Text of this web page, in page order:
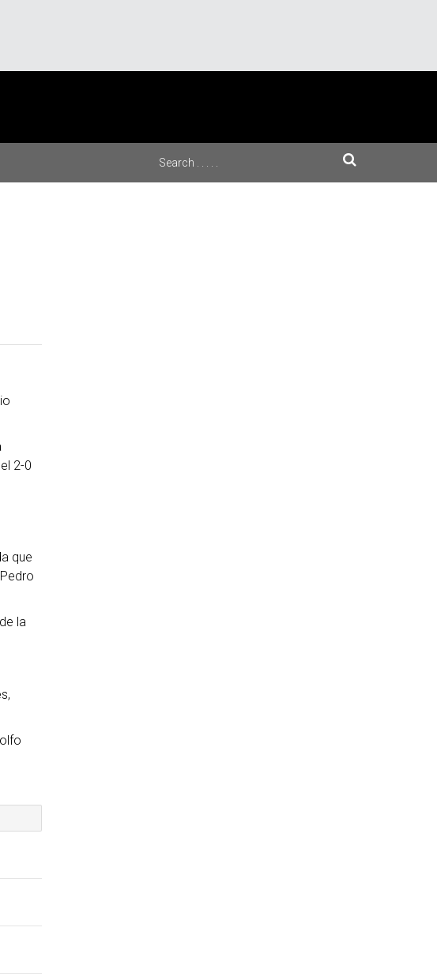
2-0
que
la